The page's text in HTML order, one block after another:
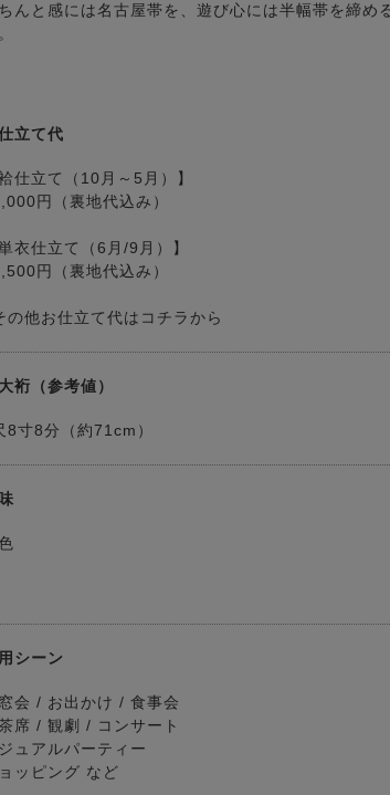
んと感には名古屋帯を、遊び心には半幅帯を締
立て代
袷仕立て（10月～5月）】
円（裏地代込み）
単衣仕立て（6月/9月）】
円（裏地代込み）
の他お仕立て代はコチラから
裄（参考値）
8寸8分（約71cm）
シーン
会 / お出かけ / 食事会
席 / 観劇 / コンサート
ュアルパーティー
ッピング など